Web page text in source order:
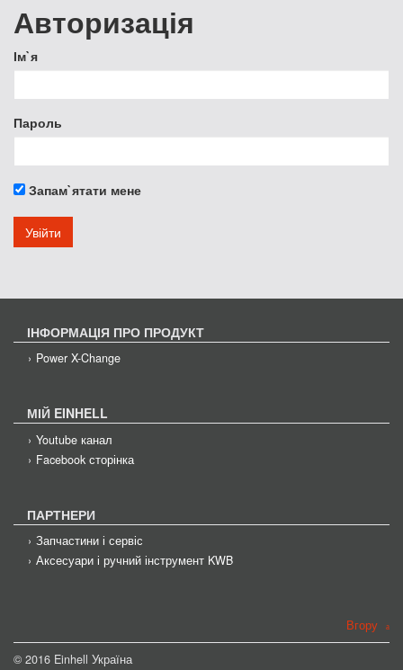
Авторизація
Ім`я
Пароль
Запам`ятати мене
Увійти
ІНФОРМАЦІЯ ПРО ПРОДУКТ
Power X-Change
МІЙ EINHELL
Youtube канал
Facebook сторінка
ПАРТНЕРИ
Запчастини і сервіс
Аксесуари і ручний інструмент KWB
Вгору
© 2016 Einhell Україна